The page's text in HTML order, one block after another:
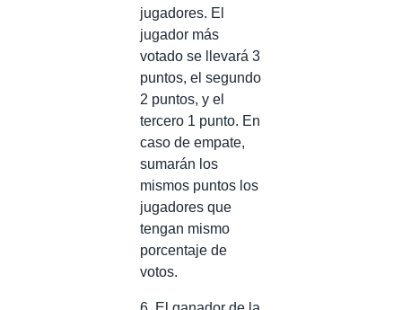
jugadores. El
jugador más
votado se llevará 3
puntos, el segundo
2 puntos, y el
tercero 1 punto. En
caso de empate,
sumarán los
mismos puntos los
jugadores que
tengan mismo
porcentaje de
votos.